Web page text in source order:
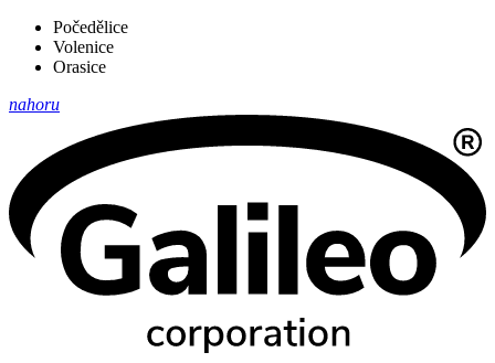
Počedělice
Volenice
Orasice
nahoru